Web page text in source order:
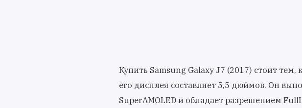
Купить Samsung Galaxy J7 (2017) стоит
его дисплея составляет 5,5 дюймов. Он
SuperAMOLED и обладает разрешением